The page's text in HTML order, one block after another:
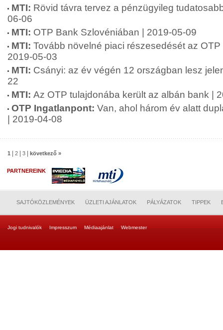
MTI: Rövid távra tervez a pénzügyileg
06-06
MTI: OTP Bank Szlovéniában | 2019-05-09
MTI: Tovább növelné piaci részesedését az
2019-05-03
MTI: Csányi: az év végén 12 országban lesz
22
MTI: Az OTP tulajdonába került az albán bank |
OTP Ingatlanpont: Van, ahol három év alatt
| 2019-04-08
1 2 3 következő »
PARTNEREINK
SAJTÓKÖZLEMÉNYEK ÜZLETI AJÁNLATOK PÁLYÁZATOK TIPPEK
Jogi tudnivalók Impresszum Médiaajánlat Webmester